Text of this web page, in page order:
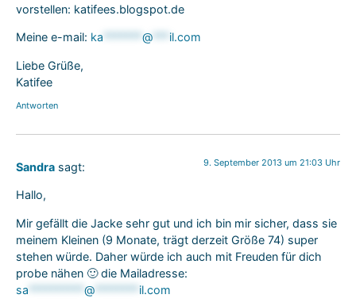
vorstellen: katifees.blogspot.de
Meine e-mail: ka @ il.com
Liebe Grüße,
Katifee
Antworten
Sandra sagt: 9. September 2013 um 21:03 Uhr
Hallo,
Mir gefällt die Jacke sehr gut und ich bin mir sicher, dass sie
meinem Kleinen (9 Monate, trägt derzeit Größe 74) super
stehen würde. Daher würde ich auch mit Freuden für dich
probe nähen 🙂 die Mailadresse:
sa
@ il.com